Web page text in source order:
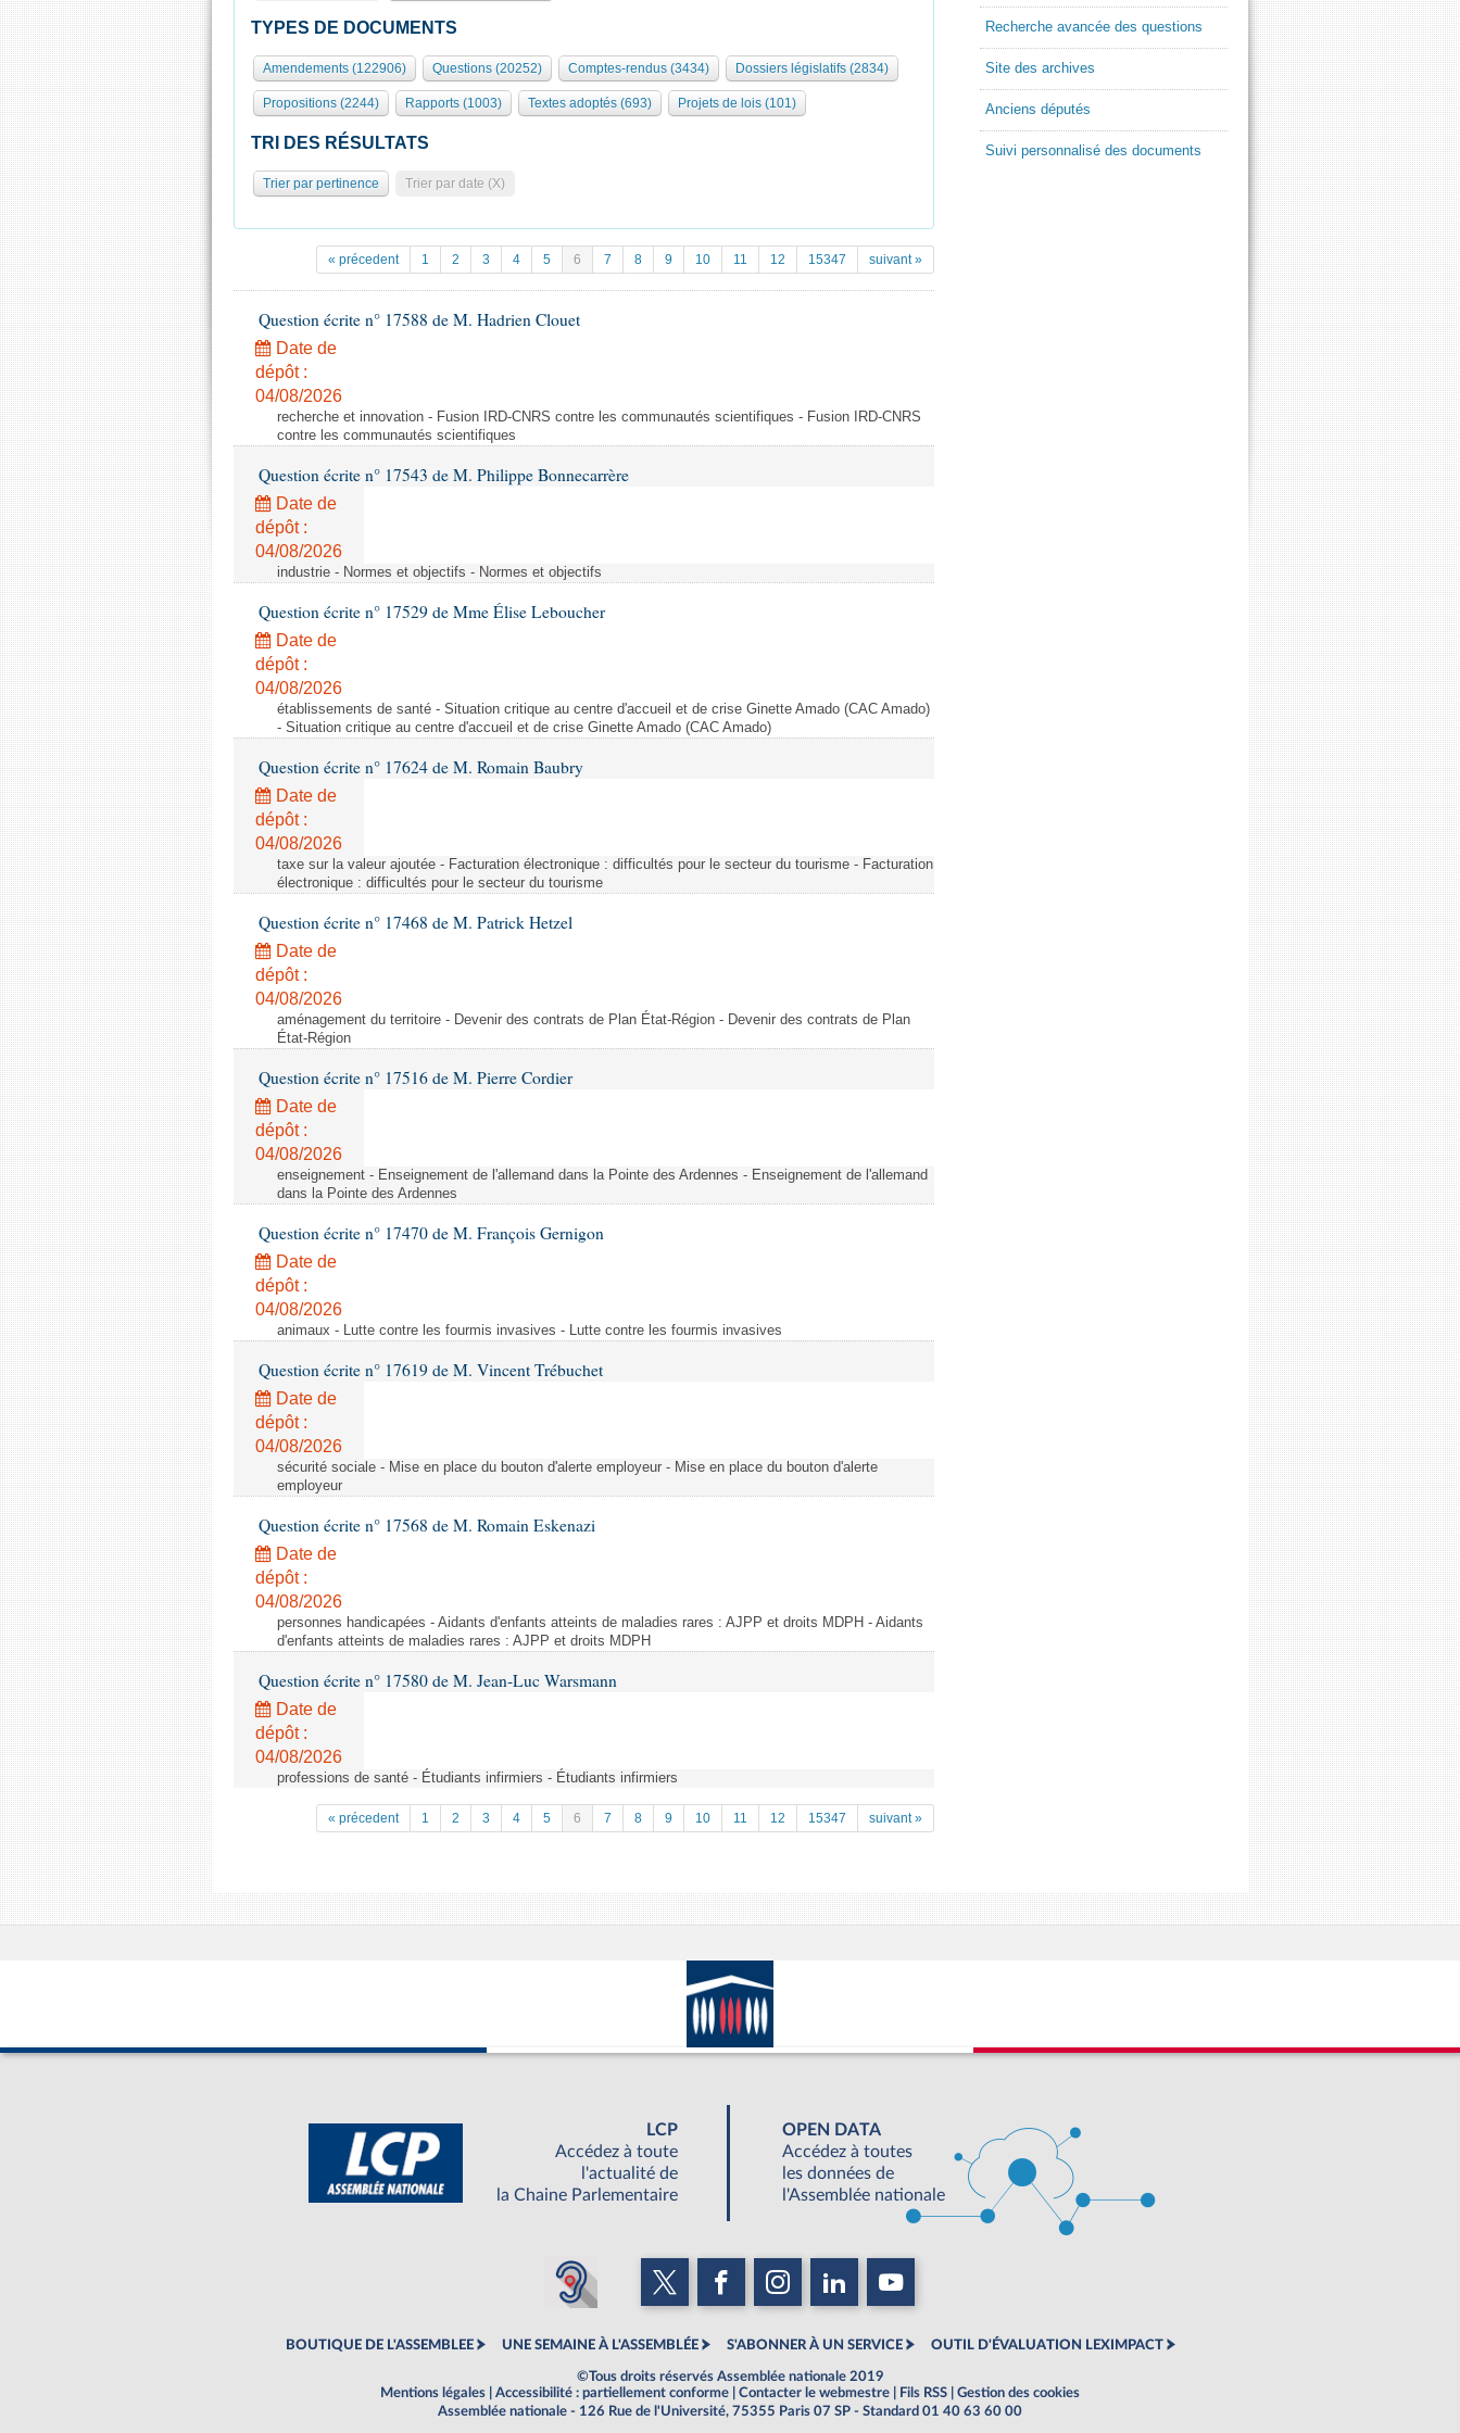
TYPES DE DOCUMENTS
Amendements (122906) Questions (20252) Comptes-rendus (3434) Dossiers législatifs (2834)
Propositions (2244) Rapports (1003) Textes adoptés (693) Projets de lois (101)
TRI DES RÉSULTATS
Trier par pertinence Trier par date (X)
« précedent 1 2 3 4 5 6 7 8 9 10 11 12 15347 suivant »
Question écrite n° 17588 de M. Hadrien Clouet
Date de
dépôt :
04/08/2026
recherche et innovation - Fusion IRD-CNRS contre les communautés scientifiques - Fusion IRD-CNRS
contre les communautés scientifiques
Question écrite n° 17543 de M. Philippe Bonnecarrère
Date de
dépôt :
04/08/2026
industrie - Normes et objectifs - Normes et objectifs
Question écrite n° 17529 de Mme Élise Leboucher
Date de
dépôt :
04/08/2026
établissements de santé - Situation critique au centre d'accueil et de crise Ginette Amado (CAC Amado)
- Situation critique au centre d'accueil et de crise Ginette Amado (CAC Amado)
Question écrite n° 17624 de M. Romain Baubry
Date de
dépôt :
04/08/2026
taxe sur la valeur ajoutée - Facturation électronique : difficultés pour le secteur du tourisme - Facturation
électronique : difficultés pour le secteur du tourisme
Question écrite n° 17468 de M. Patrick Hetzel
Date de
dépôt :
04/08/2026
aménagement du territoire - Devenir des contrats de Plan État-Région - Devenir des contrats de Plan
État-Région
Question écrite n° 17516 de M. Pierre Cordier
Date de
dépôt :
04/08/2026
enseignement - Enseignement de l'allemand dans la Pointe des Ardennes - Enseignement de l'allemand
dans la Pointe des Ardennes
Question écrite n° 17470 de M. François Gernigon
Date de
dépôt :
04/08/2026
animaux - Lutte contre les fourmis invasives - Lutte contre les fourmis invasives
Question écrite n° 17619 de M. Vincent Trébuchet
Date de
dépôt :
04/08/2026
sécurité sociale - Mise en place du bouton d'alerte employeur - Mise en place du bouton d'alerte
employeur
Question écrite n° 17568 de M. Romain Eskenazi
Date de
dépôt :
04/08/2026
personnes handicapées - Aidants d'enfants atteints de maladies rares : AJPP et droits MDPH - Aidants
d'enfants atteints de maladies rares : AJPP et droits MDPH
Question écrite n° 17580 de M. Jean-Luc Warsmann
Date de
dépôt :
04/08/2026
professions de santé - Étudiants infirmiers - Étudiants infirmiers
« précedent 1 2 3 4 5 6 7 8 9 10 11 12 15347 suivant »
Recherche avancée des questions
Site des archives
Anciens députés
Suivi personnalisé des documents
LCP
Accédez à toute
l'actualité de
la Chaine Parlementaire
OPEN DATA
Accédez à toutes
les données de
l'Assemblée nationale
BOUTIQUE DE L'ASSEMBLEE UNE SEMAINE À L'ASSEMBLÉE S'ABONNER À UN SERVICE OUTIL D'ÉVALUATION LEXIMPACT
©Tous droits réservés Assemblée nationale 2019
Mentions légales
Accessibilité : partiellement conforme Contacter le webmestre Fils RSS
Gestion des cookies
Assemblée nationale - 126 Rue de l'Université, 75355 Paris 07 SP - Standard 01 40 63 60 00